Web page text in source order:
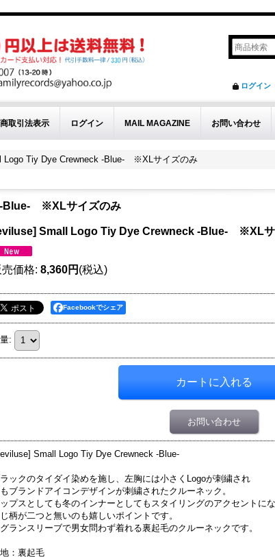
ログイン
取引法表示 ログイン MAIL MAGAZINE お問い合わせ
Logo Tiy Dye Crewneck -Blue- ※XLサイズのみ
-Blue- ※XLサイズのみ
Small Logo Tiy Dye Crewneck -Blue- ※XLサ
売価格: 8,360円 (税込)
Facebookでシェア
:
お問い合わせ
Small Logo Tiy Dye Crewneck -Blue-
ックのタイダイ染めを施し、左胸には小さくLogoが刺繍され
ブランドアイコンデザインが刺繍されたクルーネック。
ップスとしても冬のインナーとしてもスタイリングのアクセントに
柄が二つと無いのも嬉しいポイントです。
ランスリーブで男女問わず着れる裏起毛のクルーネックです。
：裏起毛